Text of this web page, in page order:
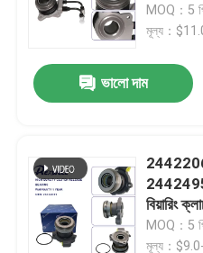
পণ্য
ভিডিও
০৬-১৩
স্পোর্টেজ
MOQ：5
মূল্য：
ভালো দাম
বিয়ারিং
GM
MOQ：5
মূল্য：